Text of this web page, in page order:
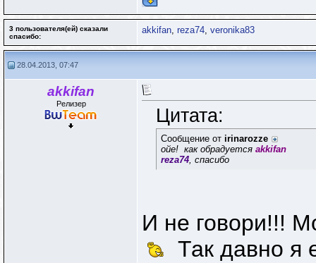
3 пользователя(ей) сказали
cпасибо:
akkifan, reza74, veronika83
28.04.2013, 07:47
akkifan
Релизер
Цитата:
Сообщение от irinarozze
ойе! как обрадуется akkifan
reza74, спасибо
И не говори!!!
Так давно я